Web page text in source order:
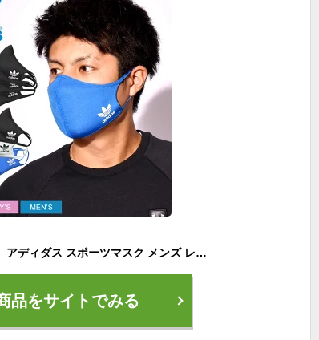
【ゆうパケット配送】 アディダス スポーツマスク メンズ レディース キッズ フェイスカバー 3パック ADIDAS ORIGINALS FACE MASK 3PACK 3枚入り セット 黒 ブラック 白 ホワイト 青 ブルー カラー スポーツ ブランド 洗濯 洗える 夏 大人 子供
品をサイトでみる